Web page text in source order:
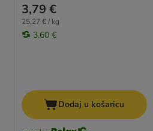
3,79 €
25,27 € / kg
3,60 €
Dodaj u košaricu